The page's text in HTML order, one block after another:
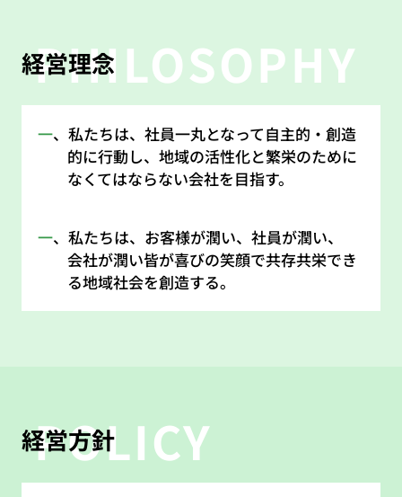
経営理念
PHILOSOPHY
一、私たちは、社員一丸となって自主的・創造
的に行動し、地域の活性化と繁栄のために
なくてはならない会社を目指す。
一、私たちは、お客様が潤い、社員が潤い、
会社が潤い皆が喜びの笑顔で共存共栄でき
る地域社会を創造する。
経営方針
POLICY